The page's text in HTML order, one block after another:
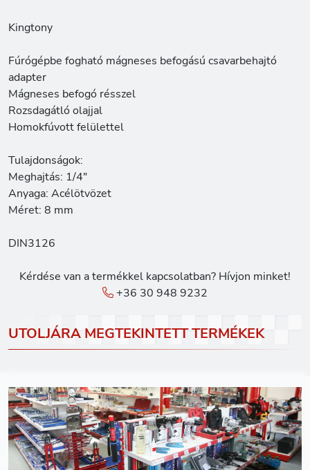
Kingtony
Fúrógépbe fogható mágneses befogású csavarbehajtó
adapter
Mágneses befogó résszel
Rozsdagátló olajjal
Homokfúvott felülettel
Tulajdonságok:
Meghajtás: 1/4"
Anyaga: Acélötvözet
Méret: 8 mm
DIN3126
Kérdése van a termékkel kapcsolatban? Hívjon minket!
+36 30 948 9232
UTOLJÁRA MEGTEKINTETT TERMÉKEK